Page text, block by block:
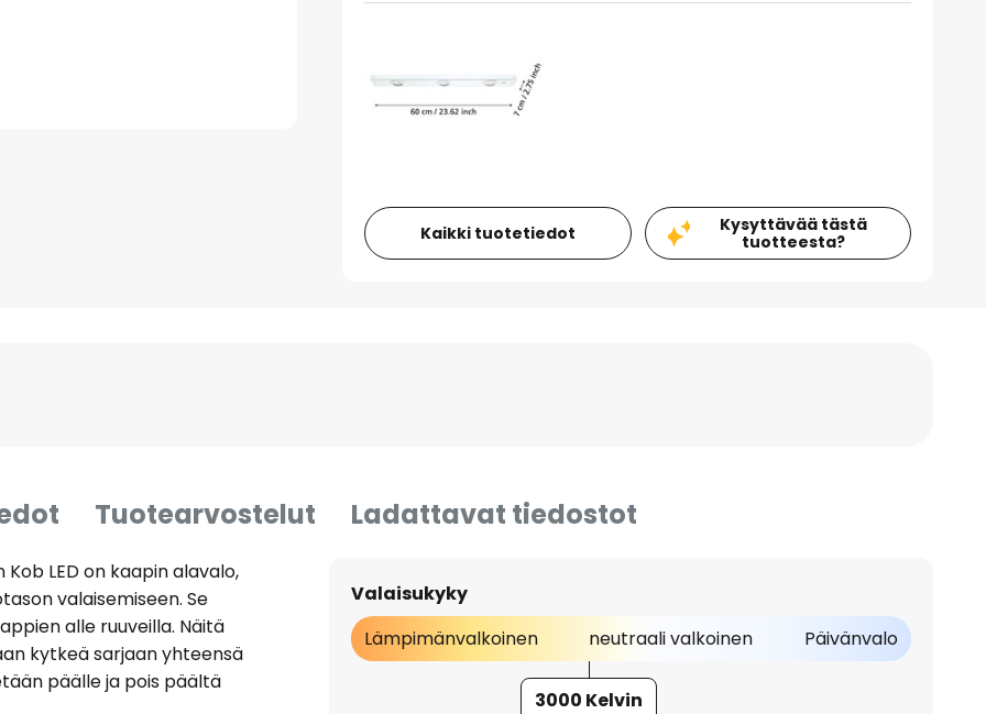
Kaikki tuotetiedot
Kysyttävää tästä
tuotteesta?
Tuotearvostelut Ladattavat tiedostot
LED on kaapin alavalo,
valaisemiseen. Se
alle ruuveilla. Näitä
kytkeä sarjaan yhteensä
päälle ja pois päältä
Valaisukyky
Lämpimänvalkoinen
neutraali valkoinen Päivänvalo
3000 Kelvin